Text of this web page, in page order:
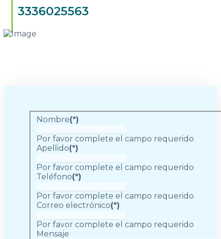
3336025563
Nombre(*)
Por favor complete el campo requerido
Apellido(*)
Por favor complete el campo requerido
Teléfono(*)
Por favor complete el campo requerido
Correo electrónico(*)
Por favor complete el campo requerido
Mensaje